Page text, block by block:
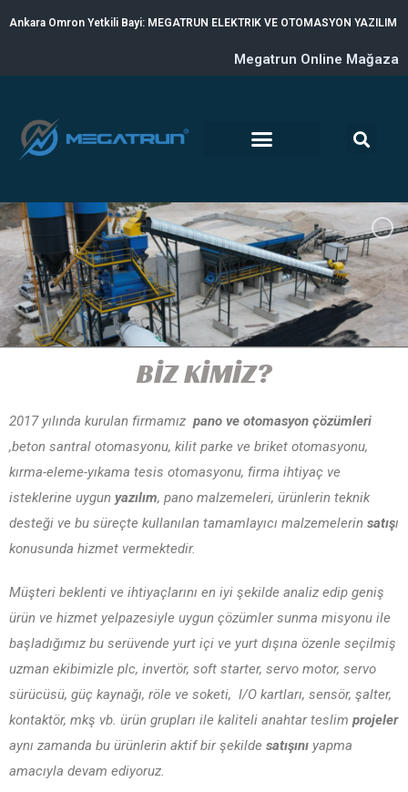
Ankara Omron Yetkili Bayi: MEGATRUN ELEKTRIK VE OTOMASYON YAZILIM
Megatrun Online Mağaza
BİZKİMİZ?
2017 yılında kurulan firmamız pano ve otomasyon çözümleri
,beton santral otomasyonu, kilit parke ve briket otomasyonu,
kırma-eleme-yıkama tesis otomasyonu, firma ihtiyaç ve
isteklerine uygun yazılım, pano malzemeleri, ürünlerin teknik
desteği ve bu süreçte kullanılan tamamlayıcı malzemelerin satışı
konusunda hizmet vermektedir.
Müşteri beklenti ve ihtiyaçlarını en iyi şekilde analiz edip geniş
ürün ve hizmet yelpazesiyle uygun çözümler sunma misyonu ile
başladığımız bu serüvende yurt içi ve yurt dışına özenle seçilmiş
uzman ekibimizle plc, invertör, soft starter, servo motor, servo
sürücüsü, güç kaynağı, röle ve soketi, I/O kartları, sensör, şalter,
kontaktör, mkş vb. ürün grupları ile kaliteli anahtar teslim projeler
aynı zamanda bu ürünlerin aktif bir şekilde satışını yapma
amacıyla devam ediyoruz.